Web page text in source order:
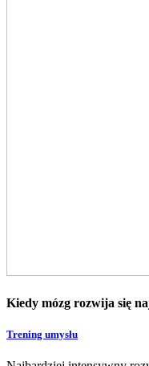
Kiedy mózg rozwija się
Trening umysłu